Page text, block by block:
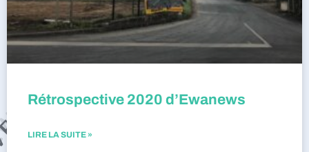
Rétrospective 2020 d’Ewanews
LIRE LA SUITE »